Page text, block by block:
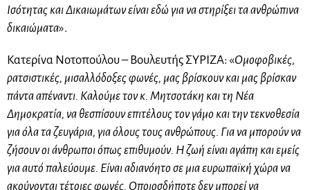
Ισότητας και Δικαιωμάτων είναι εδώ για να στηρίξει τα ανθρώπινα
δικαιώματα».
Κατερίνα Νοτοπούλου – Βουλευτής ΣΥΡΙΖΑ: «Ομοφοβικές,
ρατσιστικές, μισαλλόδοξες φωνές, μας βρίσκουν και μας βρίσκαν
πάντα απέναντι. Καλούμε τον κ. Μητσοτάκη και τη Νέα
Δημοκρατία, να θεσπίσουν επιτέλους τον γάμο και την τεκνοθεσία
για όλα τα ζευγάρια, για όλους τους ανθρώπους. Για να μπορούν να
ζήσουν οι άνθρωποι όπως επιθυμούν. Η ζωή είναι αγάπη και εμείς
για αυτό παλεύουμε. Είναι αδιανόητο σε μια ευρωπαϊκή χώρα να
ακούγονται τέτοιες φωνές. Οποιοσδήποτε δεν μπορεί να